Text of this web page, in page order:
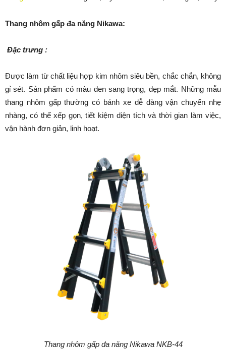
Thang nhôm gấp đa năng Nikawa:
Đặc trưng :
Được làm từ chất liệu hợp kim nhôm siêu bền, chắc chắn, không
gỉ sét. Sản phẩm có màu đen sang trọng, đẹp mắt. Những mẫu
thang nhôm gấp thường có bánh xe dễ dàng vận chuyển nhẹ
nhàng, có thể xếp gọn, tiết kiệm diện tích và thời gian làm việc,
vận hành đơn giản, linh hoạt.
Thang nhôm gấp đa năng Nikawa NKB-44